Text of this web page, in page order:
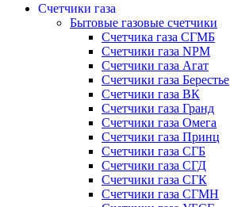
Счетчики газа
Бытовые газовые счетчики
Счетчика газа СГМБ
Счетчики газа NPM
Счетчики газа Агат
Счетчики газа Берестье
Счетчики газа ВК
Счетчики газа Гранд
Счетчики газа Омега
Счетчики газа Принц
Счетчики газа СГБ
Счетчики газа СГД
Счетчики газа СГК
Счетчики газа СГМН